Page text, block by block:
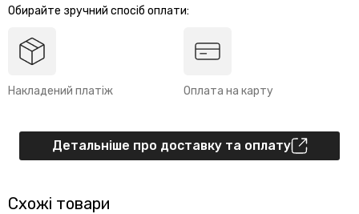
Обирайте зручний спосіб оплати:
Накладений платіж Оплата на карту
Детальніше про доставку та оплату
Схожі товари